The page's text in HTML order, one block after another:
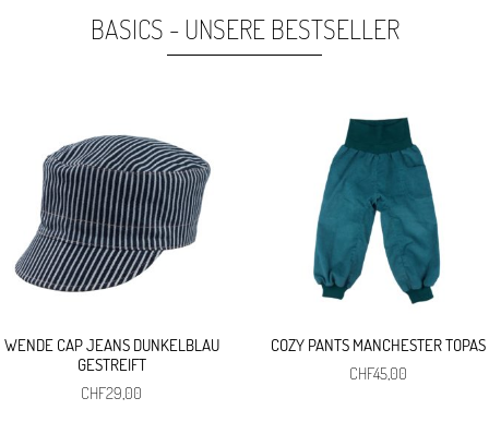
CHF29,00CHF5,00.
CHF5,00
BASICS - UNSERE BESTSELLER
WENDE CAP JEANS DUNKELBLAU
GESTREIFT
CHF29,00
COZY PANTS MANCHESTER TOPAS
CHF45,00